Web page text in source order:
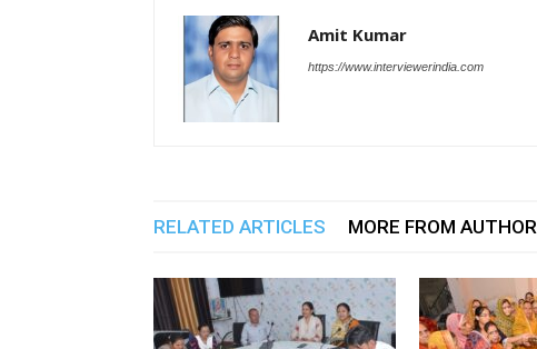
Amit Kumar
https://www.interviewerindia.com
RELATED ARTICLES MORE FROM AUTHOR